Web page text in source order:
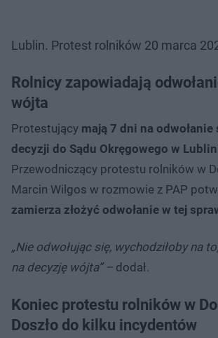
Lublin. Protest rolników 20 marca
Rolnicy zapowiadają
wójta
Protestujący mają 7 dni na odwołanie
decyzji do Sądu Okręgowego w
Przewodniczący protestu rolników w
Marcin Wilgos w rozmowie z PAP
zamierza złożyć odwołanie w tej
„Nie odwołując się, wychodziłoby na
na decyzję wójta” – dodał.
Koniec protestu rolników w
Doszło do kilku incydentów